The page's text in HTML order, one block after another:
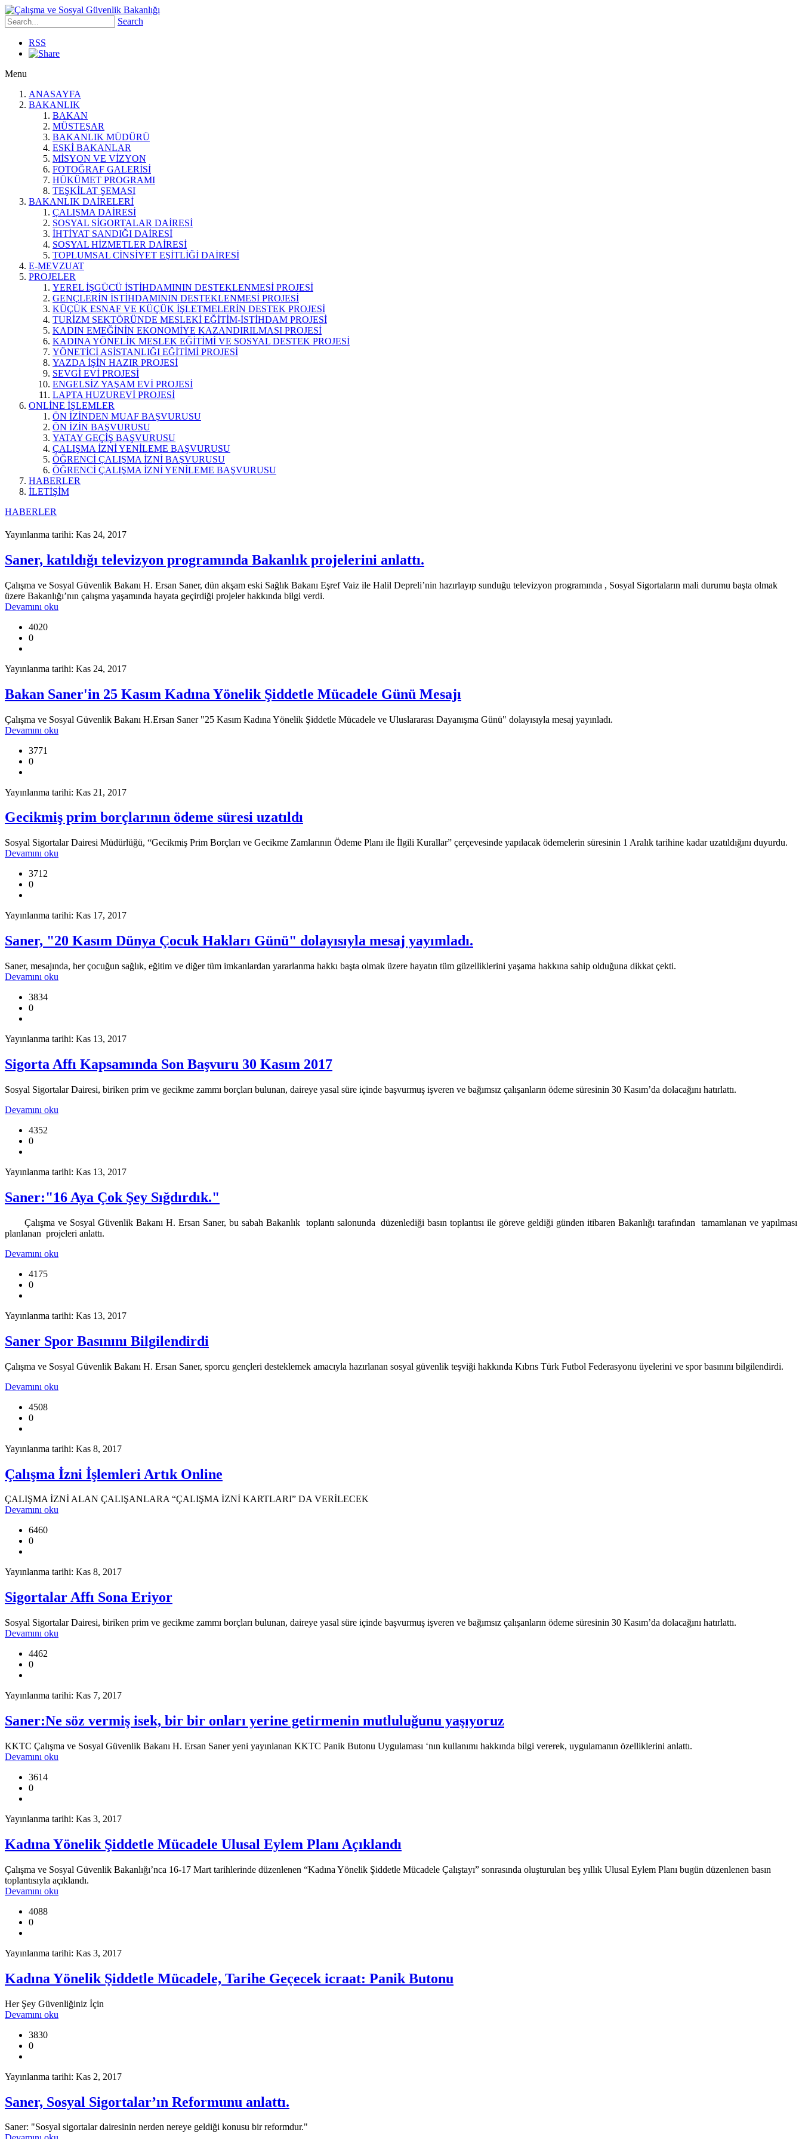
Search
RSS
Menu
ANASAYFA
BAKANLIK
BAKAN
MÜSTEŞAR
BAKANLIK MÜDÜRÜ
ESKİ BAKANLAR
MİSYON VE VİZYON
FOTOĞRAF GALERİSİ
HÜKÜMET PROGRAMI
TEŞKİLAT ŞEMASI
BAKANLIK DAİRELERİ
ÇALIŞMA DAİRESİ
SOSYAL SİGORTALAR DAİRESİ
İHTİYAT SANDIĞI DAİRESİ
SOSYAL HİZMETLER DAİRESİ
TOPLUMSAL CİNSİYET EŞİTLİĞİ DAİRESİ
E-MEVZUAT
PROJELER
YEREL İŞGÜCÜ İSTİHDAMININ DESTEKLENMESİ PROJESİ
GENÇLERİN İSTİHDAMININ DESTEKLENMESİ PROJESİ
KÜÇÜK ESNAF VE KÜÇÜK İŞLETMELERİN DESTEK PROJESİ
TURİZM SEKTÖRÜNDE MESLEKİ EĞİTİM-İSTİHDAM PROJESİ
KADIN EMEĞİNİN EKONOMİYE KAZANDIRILMASI PROJESİ
KADINA YÖNELİK MESLEK EĞİTİMİ VE SOSYAL DESTEK PROJESİ
YÖNETİCİ ASİSTANLIĞI EĞİTİMİ PROJESİ
YAZDA İŞİN HAZIR PROJESİ
SEVGİ EVİ PROJESİ
ENGELSİZ YAŞAM EVİ PROJESİ
LAPTA HUZUREVİ PROJESİ
ONLİNE İŞLEMLER
ÖN İZİNDEN MUAF BAŞVURUSU
ÖN İZİN BAŞVURUSU
YATAY GEÇİŞ BAŞVURUSU
ÇALIŞMA İZNİ YENİLEME BAŞVURUSU
ÖĞRENCİ ÇALIŞMA İZNİ BAŞVURUSU
ÖĞRENCİ ÇALIŞMA İZNİ YENİLEME BAŞVURUSU
HABERLER
İLETİŞİM
HABERLER
Yayınlanma tarihi: Kas 24, 2017
Saner, katıldığı televizyon programında Bakanlık projelerini anlattı.
Çalışma ve Sosyal Güvenlik Bakanı H. Ersan Saner, dün akşam eski Sağlık Bakanı Eşref Vaiz ile Halil Depreli’nin hazırlayıp sunduğu televizyon programında , Sosyal Sigortaların mali durumu başta olmak
üzere Bakanlığı’nın çalışma yaşamında hayata geçirdiği projeler hakkında bilgi verdi.
Devamını oku
4020
0
Yayınlanma tarihi: Kas 24, 2017
Bakan Saner'in 25 Kasım Kadına Yönelik Şiddetle Mücadele Günü Mesajı
Çalışma ve Sosyal Güvenlik Bakanı H.Ersan Saner "25 Kasım Kadına Yönelik Şiddetle Mücadele ve Uluslararası Dayanışma Günü" dolayısıyla mesaj yayınladı.
Devamını oku
3771
0
Yayınlanma tarihi: Kas 21, 2017
Gecikmiş prim borçlarının ödeme süresi uzatıldı
Sosyal Sigortalar Dairesi Müdürlüğü, “Gecikmiş Prim Borçları ve Gecikme Zamlarının Ödeme Planı ile İlgili Kurallar” çerçevesinde yapılacak ödemelerin süresinin 1 Aralık tarihine kadar uzatıldığını duyurdu.
Devamını oku
3712
0
Yayınlanma tarihi: Kas 17, 2017
Saner, "20 Kasım Dünya Çocuk Hakları Günü" dolayısıyla mesaj yayımladı.
Saner, mesajında, her çocuğun sağlık, eğitim ve diğer tüm imkanlardan yararlanma hakkı başta olmak üzere hayatın tüm güzelliklerini yaşama hakkına sahip olduğuna dikkat çekti.
Devamını oku
3834
0
Yayınlanma tarihi: Kas 13, 2017
Sigorta Affı Kapsamında Son Başvuru 30 Kasım 2017
Sosyal Sigortalar Dairesi, biriken prim ve gecikme zammı borçları bulunan, daireye yasal süre içinde başvurmuş işveren ve bağımsız çalışanların ödeme süresinin 30 Kasım’da dolacağını hatırlattı.
Devamını oku
4352
0
Yayınlanma tarihi: Kas 13, 2017
Saner:"16 Aya Çok Şey Sığdırdık."
Çalışma ve Sosyal Güvenlik Bakanı H. Ersan Saner, bu sabah Bakanlık toplantı salonunda düzenlediği basın toplantısı ile göreve geldiği günden itibaren Bakanlığı tarafından tamamlanan ve yapılması
planlanan projeleri anlattı.
Devamını oku
4175
0
Yayınlanma tarihi: Kas 13, 2017
Saner Spor Basınını Bilgilendirdi
Çalışma ve Sosyal Güvenlik Bakanı H. Ersan Saner, sporcu gençleri desteklemek amacıyla hazırlanan sosyal güvenlik teşviği hakkında Kıbrıs Türk Futbol Federasyonu üyelerini ve spor basınını bilgilendirdi.
Devamını oku
4508
0
Yayınlanma tarihi: Kas 8, 2017
Çalışma İzni İşlemleri Artık Online
ÇALIŞMA İZNİ ALAN ÇALIŞANLARA “ÇALIŞMA İZNİ KARTLARI” DA VERİLECEK
Devamını oku
6460
0
Yayınlanma tarihi: Kas 8, 2017
Sigortalar Affı Sona Eriyor
Sosyal Sigortalar Dairesi, biriken prim ve gecikme zammı borçları bulunan, daireye yasal süre içinde başvurmuş işveren ve bağımsız çalışanların ödeme süresinin 30 Kasım’da dolacağını hatırlattı.
Devamını oku
4462
0
Yayınlanma tarihi: Kas 7, 2017
Saner:Ne söz vermiş isek, bir bir onları yerine getirmenin mutluluğunu yaşıyoruz
KKTC Çalışma ve Sosyal Güvenlik Bakanı H. Ersan Saner yeni yayınlanan KKTC Panik Butonu Uygulaması ‘nın kullanımı hakkında bilgi vererek, uygulamanın özelliklerini anlattı.
Devamını oku
3614
0
Yayınlanma tarihi: Kas 3, 2017
Kadına Yönelik Şiddetle Mücadele Ulusal Eylem Planı Açıklandı
Çalışma ve Sosyal Güvenlik Bakanlığı’nca 16-17 Mart tarihlerinde düzenlenen “Kadına Yönelik Şiddetle Mücadele Çalıştayı” sonrasında oluşturulan beş yıllık Ulusal Eylem Planı bugün düzenlenen basın
toplantısıyla açıklandı.
Devamını oku
4088
0
Yayınlanma tarihi: Kas 3, 2017
Kadına Yönelik Şiddetle Mücadele, Tarihe Geçecek icraat: Panik Butonu
Her Şey Güvenliğiniz İçin
Devamını oku
3830
0
Yayınlanma tarihi: Kas 2, 2017
Saner, Sosyal Sigortalar’ın Reformunu anlattı.
Saner: "Sosyal sigortalar dairesinin nerden nereye geldiği konusu bir reformdur."